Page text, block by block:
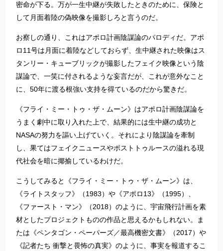
密命が下る。万が一生中継が失敗したときのために、保険と
して月面着陸の偽映像を撮影しろと言うのだ。
お察しの通り、これはアポロ計画陰謀論のパロディだ。アポ
ロ11号は月面に着陸などしておらず、生中継された映像はス
タンリー・キューブリックが撮影したフェイク映像という陰
謀論で、一笑に付されるような妄言だが、これが意外なこと
に、50年に渡る根強い支持を得ているのだから驚きだ。
《フライ・ミー・トゥ・ザ・ムーン》はアポロ計画陰謀論を
うまく劇中に取り入れた上で、結果的には生中継の成功と
NASAの努力を謳い上げていく。それにより陰謀論を牽制
し、果てはフェイクニュースやポストトゥルースの溢れる現
代社会を暗に揶揄しているわけだ。
こうしてみると《フライ・ミー・トゥ・ザ・ムーン》は、
《ライトスタッフ》（1983）や《アポロ13》（1995）、
《ファースト・マン》（2018）のように、宇宙飛行計画を素
材としたプロジェクトものの作品と思えるかもしれない。ま
たは《ペンタゴン・ペーパーズ／最高機密文書》（2017）や
《記者たち 衝撃と畏怖の真実》のように、事実を報道するこ